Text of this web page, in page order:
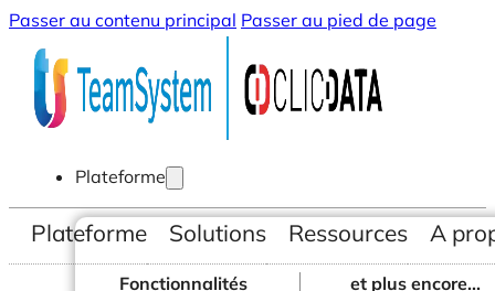
Passer au contenu principal Passer au pied de page
Plateforme
Fonctionnalités
et plus encore...
Plateforme Solutions Ressources A